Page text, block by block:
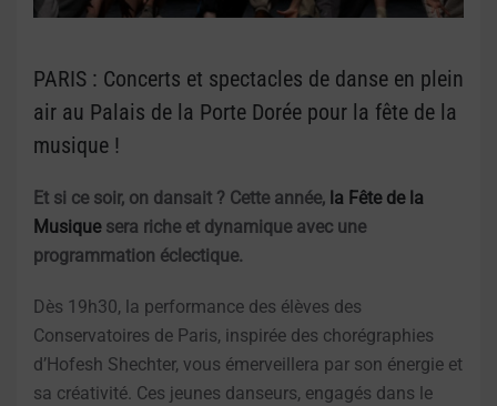
PARIS : Concerts et spectacles de danse en plein
air au Palais de la Porte Dorée pour la fête de la
musique !
Et si ce soir, on dansait ? Cette année, la Fête de la
Musiquesera riche et dynamique avec une
programmation éclectique.
Dès 19h30, la performance des élèves des
Conservatoires de Paris, inspirée des chorégraphies
d’Hofesh Shechter, vous émerveillera par son énergie et
sa créativité. Ces jeunes danseurs, engagés dans le